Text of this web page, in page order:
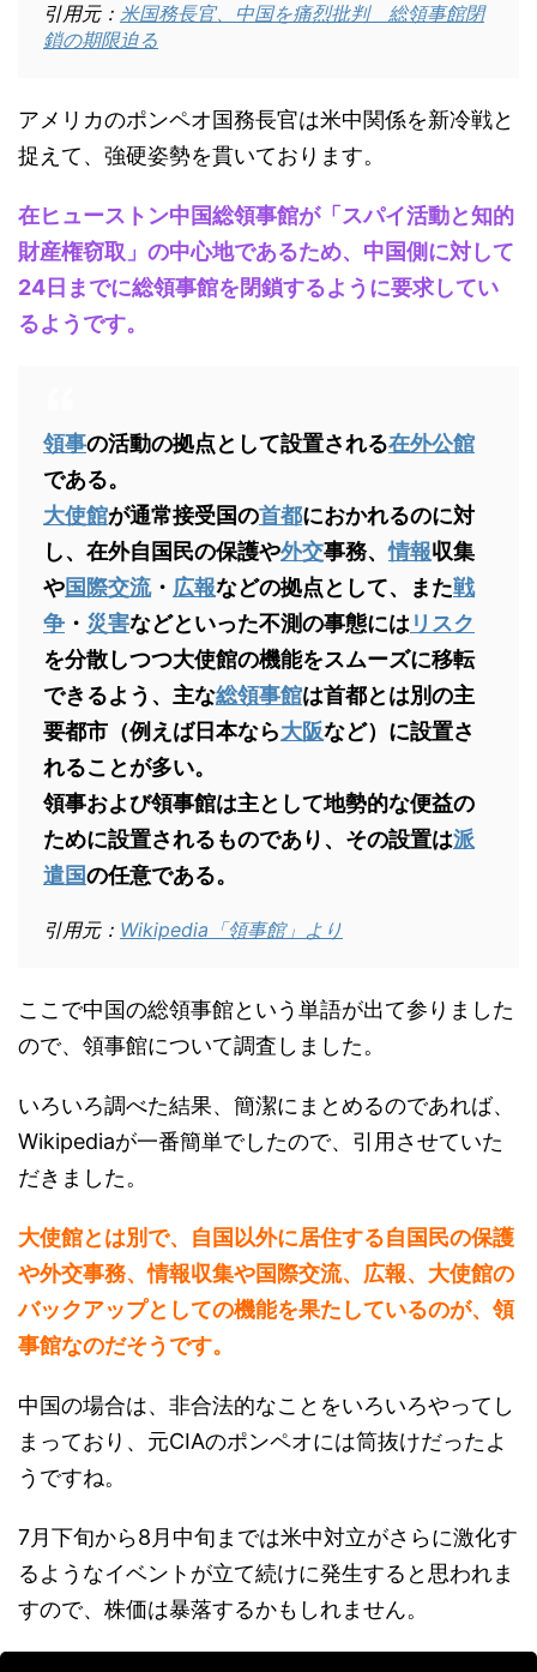
引用元： 米国務長官、中国を痛烈批判 総領事館閉
鎖の期限迫る
アメリカのポンペオ国務長官は米中関係を新冷戦と
捉えて、強硬姿勢を貫いております。
在ヒューストン中国総領事館が「スパイ活動と知的
財産権窃取」の中心地であるため、中国側に対して
24日までに総領事館を閉鎖するように要求してい
るようです。
領事の活動の拠点として設置される在外公館
である。
大使館が通常接受国の首都におかれるのに対
し、在外自国民の保護や外交事務、情報収集
や国際交流・ 広報などの拠点として、また戦
争 ・ 災害などといった不測の事態には リスク
を分散しつつ大使館の機能をスムーズに移転
できるよう、主な総領事館は首都とは別の主
要都市（例えば日本なら大阪など）に設置さ
れることが多い。
領事および領事館は主として地勢的な便益の
ために設置されるものであり、その設置は派
遣国の任意である。
引用元： Wikipedia「領事館」より
ここで中国の総領事館という単語が出て参りました
ので、領事館について調査しました。
いろいろ調べた結果、簡潔にまとめるのであれば、
Wikipediaが一番簡単でしたので、引用させていた
だきました。
大使館とは別で、自国以外に居住する自国民の保護
や外交事務、情報収集や国際交流、広報、大使館の
バックアップとしての機能を果たしているのが、領
事館なのだそうです。
中国の場合は、非合法的なことをいろいろやってし
まっており、元CIAのポンペオには筒抜けだったよ
うですね。
7月下旬から8月中旬までは米中対立がさらに激化す
るようなイベントが立て続けに発生すると思われま
すので、株価は暴落するかもしれません。